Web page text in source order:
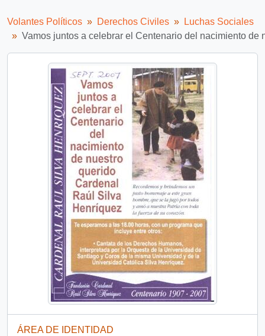
Volantes Políticos Derechos Civiles
Luchas Sociales
Vamos juntos a celebrar el Centenario del nacimiento
ÁREA DE IDENTIDAD